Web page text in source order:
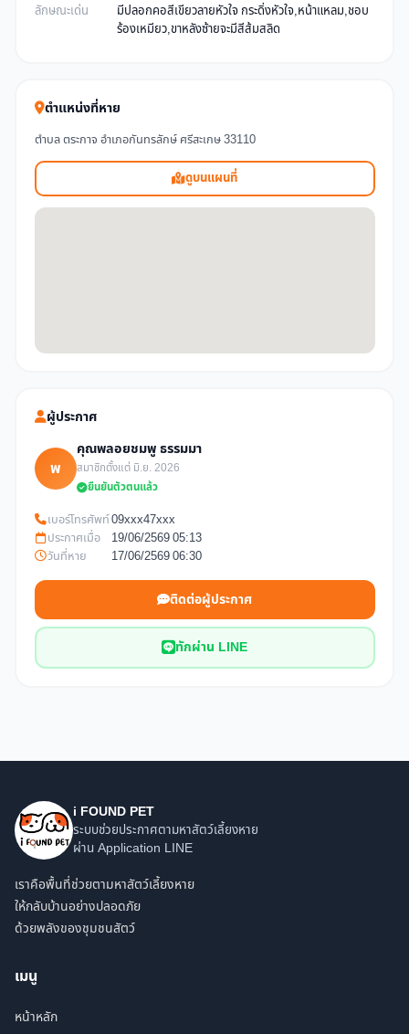
ลักษณะเด่น
มีปลอกคอสีเขียวลายหัวใจ กระดิ่งหัวใจ,หน้าแหลม,ชอบ
ร้องเหมียว,ขาหลังซ้ายจะมีสีส้มสลิด
ตำแหน่งที่หาย
ตำบล ตระกาจ อำเภอกันทรลักษ์ ศรีสะเกษ 33110
ดูบนแผนที่
ผู้ประกาศ
พ
คุณพลอยชมพู ธรรมมา
สมาชิกตั้งแต่ มิ.ย. 2026
ยืนยันตัวตนแล้ว
เบอร์โทรศัพท์09xxx47xxx
ประกาศเมื่อ
19/06/2569 05:13
วันที่หาย
17/06/2569 06:30
ติดต่อผู้ประกาศ
ทักผ่าน LINE
i FOUND PET
ระบบช่วยประกาศตามหาสัตว์เลี้ยงหาย
ผ่าน Application LINE
เราคือพื้นที่ช่วยตามหาสัตว์เลี้ยงหาย
ให้กลับบ้านอย่างปลอดภัย
ด้วยพลังของชุมชนสัตว์
เมนู
หน้าหลัก